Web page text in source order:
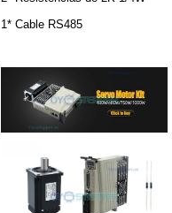
1* Cable RS485